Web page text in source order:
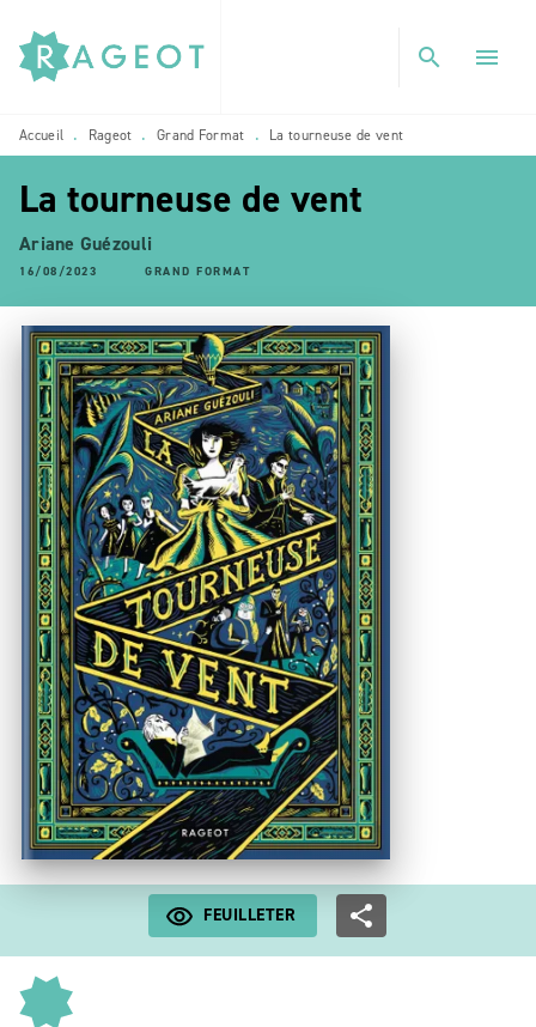
MENU RECHERCHE
PIED DE PAGE
search menu
Accueil • Rageot • Grand Format • La tourneuse de vent
La tourneuse de vent
Ariane Guézouli
16/08/2023 GRAND FORMAT
FEUILLETER